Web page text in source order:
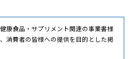
康食品・サプリメント関連の事業書様
消費者の皆様への提供を目的とした掲